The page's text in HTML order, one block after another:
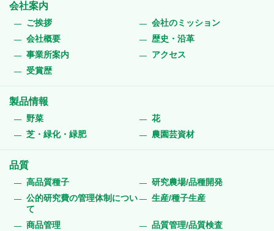
会社案内
ご挨拶
会社のミッション
会社概要
歴史・沿革
事業所案内
アクセス
受賞歴
製品情報
野菜
花
芝・緑化・緑肥
農園芸資材
品質
高品質種子
研究農場/品種開発
公的研究費の管理体制につい
て
生産/種子生産
商品管理 品質管理/品質検査